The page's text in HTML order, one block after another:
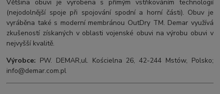
Většina obuvi je vyrobena s přímým vstřikováním technologií
(nejodolnější spoje při spojování spodní a horní části). Obuv je
vyráběna také s moderní membránou OutDry TM. Demar využívá
zkušeností získaných v oblasti vojenské obuvi na výrobu obuvi v
nejvyšší kvalitě.
Výrobce: PW. DEMAR,ul. Kościelna 26, 42-244 Mstów, Polsko;
info@demar.com.pl